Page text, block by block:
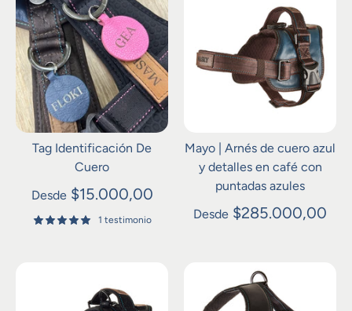
Tag Identificación De
Cuero
Desde $15.000,00
1 testimonio
Mayo | Arnés de cuero azul
y detalles en café con
puntadas azules
Desde $285.000,00